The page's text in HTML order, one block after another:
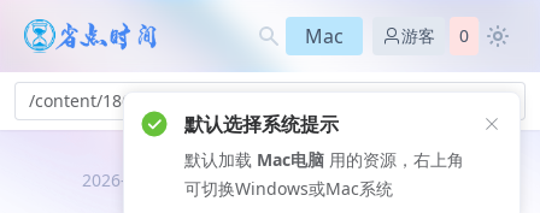
Mac 游客 0
/content/186
2026-08-07
推荐文
默认选择系统提示
默认加载 Mac电脑 用的资源，右上角
可切换Windows或Mac系统